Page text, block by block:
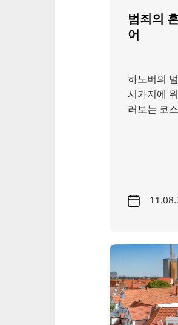
범죄의
어
하노버의
시가지에
러보는 코